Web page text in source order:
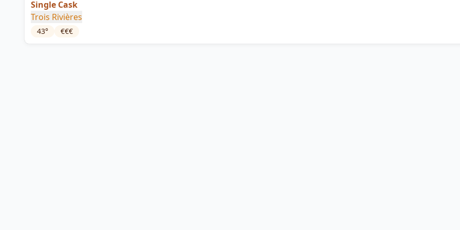
Single Cask
Trois Rivières
43° €€€